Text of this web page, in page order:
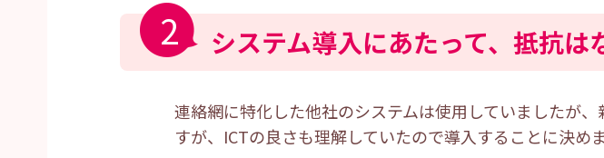
2 システム導入にあたって、抵抗は
連絡網に特化した他社のシステムは使用していましたが
すが、ICTの良さも理解していたので導入することに決め